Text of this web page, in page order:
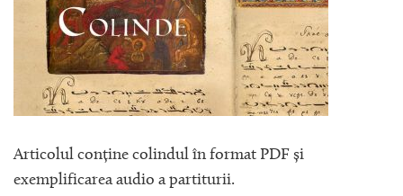
Articolul conține colindul în format PDF și
exemplificarea audio a partiturii.